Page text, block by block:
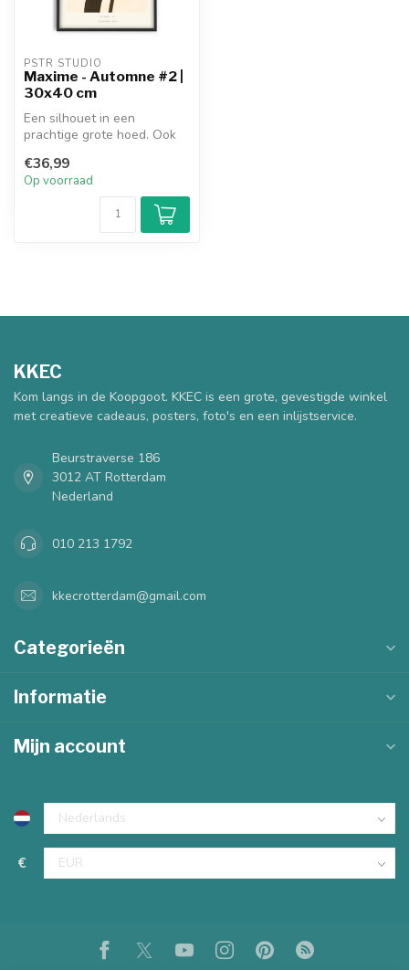
PSTR STUDIO
Maxime - Automne #2 |
30x40 cm
Een silhouet in een
prachtige grote hoed. Ook
€36,99
Op voorraad
KKEC
Kom langs in de Koopgoot. KKEC is een grote, gevestigde winkel
met creatieve cadeaus, posters, foto's en een inlijstservice.
Beurstraverse 186
3012 AT Rotterdam
Nederland
010 213 1792
kkecrotterdam@gmail.com
Categorieën
Informatie
Mijn account
€